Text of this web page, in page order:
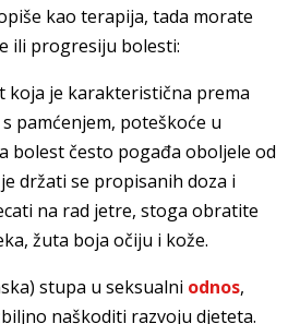
kao terapija, tada morate
ili progresiju bolesti:
koja je karakteristična prema
pamćenjem, poteškoće u
bolest često pogađa oboljele od
držati se propisanih doza i
na rad jetre, stoga obratite
žuta boja očiju i kože.
stupa u seksualni odnos,
naškoditi razvoju djeteta.